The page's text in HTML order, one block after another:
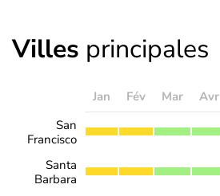
Villes principales
Jan Fév Mar Avr
San
Francisco
Santa
Barbara